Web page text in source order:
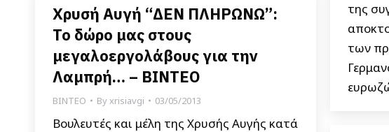
της
των
Χρυσή Αυγή “ΔΕΝ ΠΛΗΡΩΝΩ”:
Το δώρο μας στους
μεγαλοεργολάβους για την
Λαμπρή… – ΒΙΝΤΕΟ
ΒΙΝΤΕΟ Byxrisiavgi 03/05/2013
Βουλευτές και μέλη της Χρυσής Αυγής κατά